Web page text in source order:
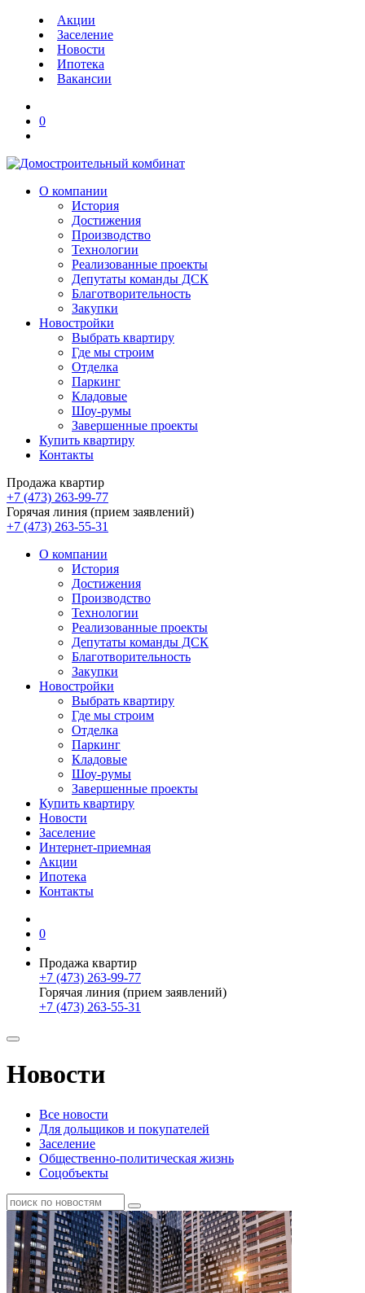
Акции
Заселение
Новости
Ипотека
Вакансии
0
О компании
История
Достижения
Производство
Технологии
Реализованные проекты
Депутаты команды ДСК
Благотворительность
Закупки
Новостройки
Выбрать квартиру
Где мы строим
Отделка
Паркинг
Кладовые
Шоу-румы
Завершенные проекты
Купить квартиру
Контакты
Продажа квартир
+7 (473) 263-99-77
Горячая линия (прием заявлений)
+7 (473) 263-55-31
О компании
История
Достижения
Производство
Технологии
Реализованные проекты
Депутаты команды ДСК
Благотворительность
Закупки
Новостройки
Выбрать квартиру
Где мы строим
Отделка
Паркинг
Кладовые
Шоу-румы
Завершенные проекты
Купить квартиру
Новости
Заселение
Интернет-приемная
Акции
Ипотека
Контакты
0
Продажа квартир
+7 (473) 263-99-77
Горячая линия (прием заявлений)
+7 (473) 263-55-31
Новости
Все новости
Для дольщиков и покупателей
Заселение
Общественно-политическая жизнь
Соцобъекты